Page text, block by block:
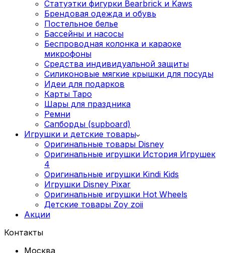
Статуэтки фигурки Bearbrick и Kaws
Брендовая одежда и обувь
Постельное белье
Бассейны и насосы
Беспроводная колонка и караоке
микрофоны
Средства индивидуальной защиты
Силиконовые мягкие крышки для посуды
Идеи для подарков
Карты Таро
Шары для праздника
Ремни
Сапборды (supboard)
Игрушки и детские товары
Оригинальные товары Disney
Оригинальные игрушки История Игрушек
4
Оригинальные игрушки Kindi Kids
Игрушки Disney Pixar
Оригинальные игрушки Hot Wheels
Детские товары Zoy zoii
Акции
Контакты
Москва